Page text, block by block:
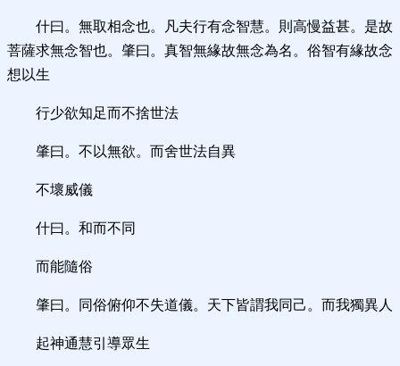
什曰。無取相念也。凡夫行有念智慧。則高慢益甚。是故
菩薩求無念智也。肇曰。真智無緣故無念為名。俗智有緣故念
想以生
行少欲知足而不捨世法
肇曰。不以無欲。而舍世法自異
不壞威儀
什曰。和而不同
而能隨俗
肇曰。同俗俯仰不失道儀。天下皆謂我同己。而我獨異人
起神通慧引導眾生